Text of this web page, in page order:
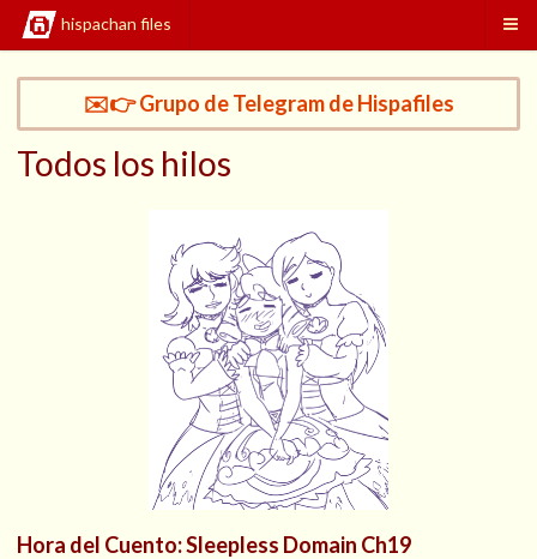
hispachan files
✉️👉 Grupo de Telegram de Hispafiles
Todos los hilos
Hora del Cuento: Sleepless Domain Ch19